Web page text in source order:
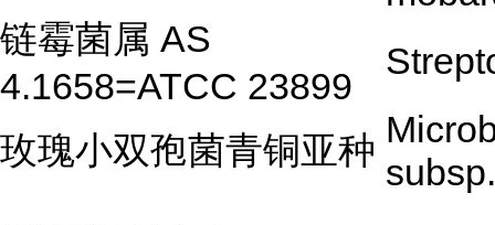
链霉菌属 AS
4.1658=ATCC 23899
玫瑰小双孢菌青铜亚种